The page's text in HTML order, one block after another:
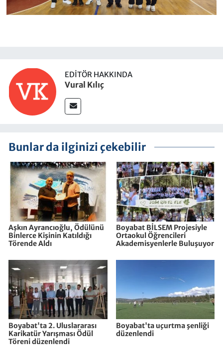
EDITÖR HAKKINDA
Vural Kılıç
Bunlar da ilginizi çekebilir
Aşkın Ayrancıoğlu, Ödülünü
Binlerce Kişinin Katıldığı
Törende Aldı
Boyabat BİLSEM Projesiyle
Ortaokul Öğrencileri
Akademisyenlerle Buluşuyor
Boyabat'ta 2. Uluslararası
Karikatür Yarışması Ödül
Töreni düzenlendi
Boyabat'ta uçurtma şenliği
düzenlendi